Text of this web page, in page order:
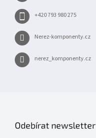
+420 793 980 275
Nerez-komponenty.cz
nerez_komponenty.cz
Odebírat newsletter